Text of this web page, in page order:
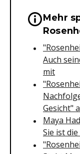
Wichtige
Mehr
Auch
mit
Gesicht"
Maya
Sie ist